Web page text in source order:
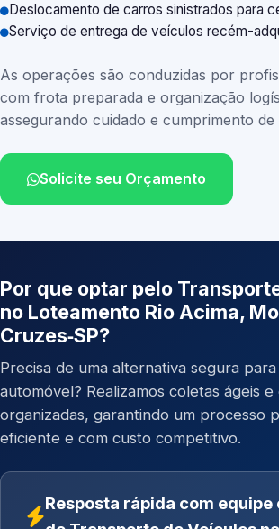
Deslocamento de carros sinistrados para
Serviço de entrega de veículos recém-
As operações são conduzidas por
com frota preparada e organização
assegurando cuidado e cumprimento de
Solicite seu Orçamento
Por que optar pelo
no Loteamento Rio Acima,
Cruzes‑SP?
Precisa de uma alternativa segura
automóvel? Realizamos coletas ágeis
organizadas, garantindo um processo
eficiente e com custo competitivo.
Resposta rápida com equipe